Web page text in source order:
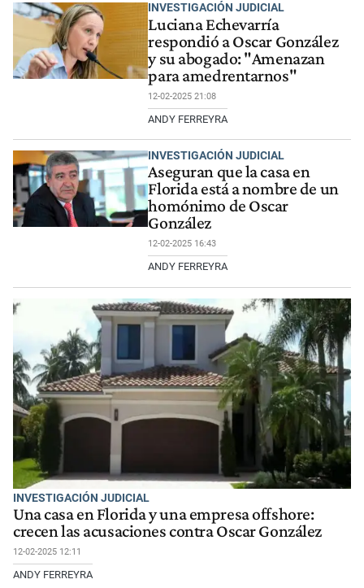
INVESTIGACIÓN JUDICIAL
Luciana Echevarría
respondió a Oscar González
y su abogado: "Amenazan
para amedrentarnos"
12-02-2025 21:08
ANDY FERREYRA
INVESTIGACIÓN JUDICIAL
Aseguran que la casa en
Florida está a nombre de un
homónimo de Oscar
González
12-02-2025 16:43
ANDY FERREYRA
INVESTIGACIÓN JUDICIAL
Una casa en Florida y una empresa offshore:
crecen las acusaciones contra Oscar González
12-02-2025 12:11
ANDY FERREYRA